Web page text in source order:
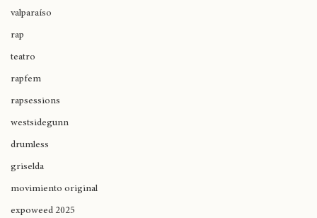
excarcel
valparaíso
rap
teatro
rapfem
rapsessions
westsidegunn
drumless
griselda
movimiento original
@teatrocaupolican